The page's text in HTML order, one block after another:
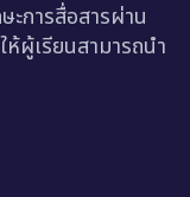
ะการสื่อสารผ่าน
ผู้เรียนสามารถนำ